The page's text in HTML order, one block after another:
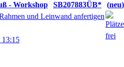
- Workshop SB207883ÜB*
neu
und Leinwand anfertigen
13:15